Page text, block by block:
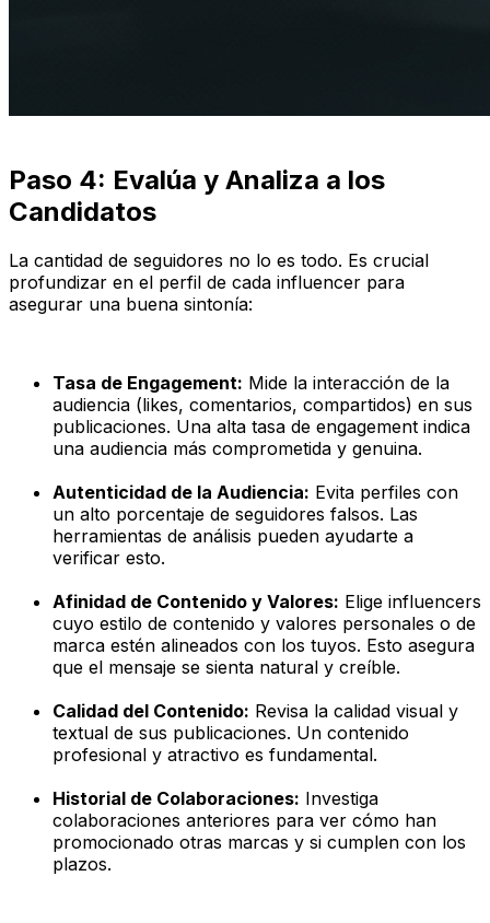
Paso 4: Evalúa y Analiza a los
Candidatos
La cantidad de seguidores no lo es todo. Es crucial
profundizar en el perfil de cada influencer para
asegurar una buena sintonía:
Tasa de Engagement: Mide la interacción de la
audiencia (likes, comentarios, compartidos) en sus
publicaciones. Una alta tasa de engagement indica
una audiencia más comprometida y genuina.
Autenticidad de la Audiencia: Evita perfiles con
un alto porcentaje de seguidores falsos. Las
herramientas de análisis pueden ayudarte a
verificar esto.
Afinidad de Contenido y Valores: Elige influencers
cuyo estilo de contenido y valores personales o de
marca estén alineados con los tuyos. Esto asegura
que el mensaje se sienta natural y creíble.
Calidad del Contenido: Revisa la calidad visual y
textual de sus publicaciones. Un contenido
profesional y atractivo es fundamental.
Historial de Colaboraciones: Investiga
colaboraciones anteriores para ver cómo han
promocionado otras marcas y si cumplen con los
plazos.